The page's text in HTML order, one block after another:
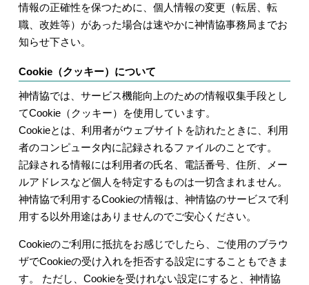
情報の正確性を保つために、個人情報の変更（転居、転
職、改姓等）があった場合は速やかに神情協事務局までお
知らせ下さい。
Cookie（クッキー）について
神情協では、サービス機能向上のための情報収集手段とし
てCookie（クッキー）を使用しています。
Cookieとは、利用者がウェブサイトを訪れたときに、利用
者のコンピュータ内に記録されるファイルのことです。
記録される情報には利用者の氏名、電話番号、住所、メー
ルアドレスなど個人を特定するものは一切含まれません。
神情協で利用するCookieの情報は、神情協のサービスで利
用する以外用途はありませんのでご安心ください。
Cookieのご利用に抵抗をお感じでしたら、ご使用のブラウ
ザでCookieの受け入れを拒否する設定にすることもできま
す。 ただし、Cookieを受けれない設定にすると、神情協